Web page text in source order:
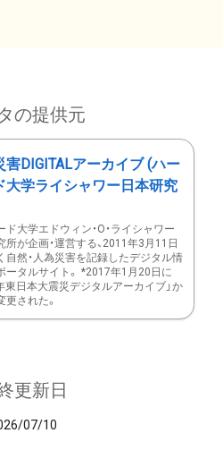
の提供元
害DIGITALアーカイブ (ハー
大学ライシャワー日本研究
ド大学エドウィン・O・ライシャワー
所が企画・運営する、2011年3月11日
自然・人為災害を記録したデジタル情
ータルサイト。 *2017年1月20日に
東日本大震災デジタルアーカイブ」か
更された。
更新日
07/10